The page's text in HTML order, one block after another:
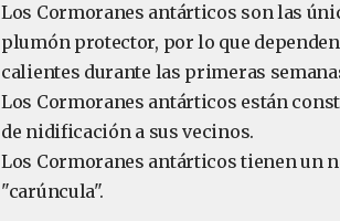
Los Cormoranes antárticos son las
plumón protector, por lo que
calientes durante las primeras
Los Cormoranes antárticos están
de nidificación a sus vecinos.
Los Cormoranes antárticos tienen un
"carúncula".